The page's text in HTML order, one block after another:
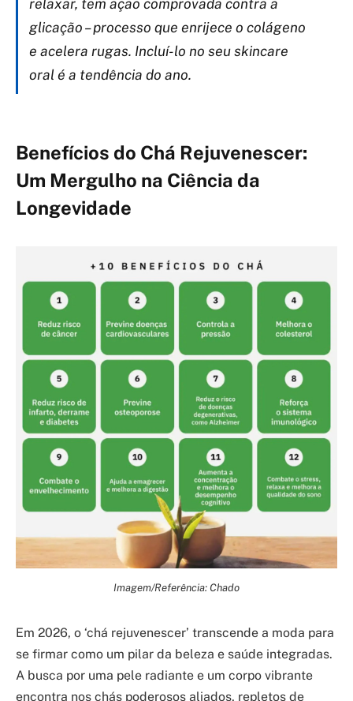
glicação – processo que enrijece o colágeno
e acelera rugas. Incluí-lo no seu skincare
oral é a tendência do ano.
Benefícios do Chá Rejuvenescer:
Um Mergulho na Ciência da
Longevidade
Imagem/Referência: Chado
Em 2026, o ‘chá rejuvenescer’ transcende a moda para
se firmar como um pilar da beleza e saúde integradas.
A busca por uma pele radiante e um corpo vibrante
encontra nos chás poderosos aliados, repletos de